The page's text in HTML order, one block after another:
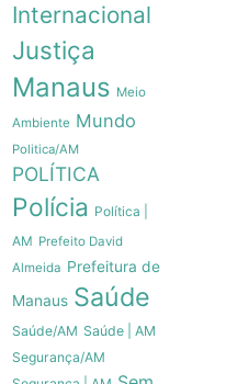
Internacional
Justiça
Manaus Meio
Ambiente Mundo
Politica/AM
POLÍTICA
Polícia Política |
AM Prefeito David
Almeida Prefeitura de
Manaus Saúde
Saúde/AM Saúde | AM
Segurança/AM